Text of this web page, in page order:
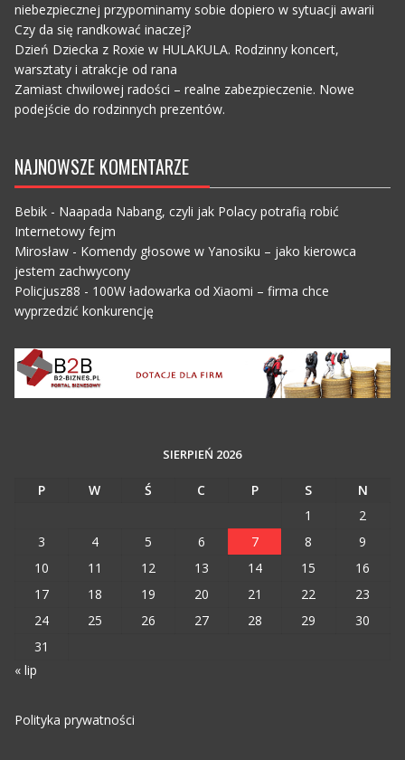
niebezpiecznej przypominamy sobie dopiero w sytuacji awarii
Czy da się randkować inaczej?
Dzień Dziecka z Roxie w HULAKULA. Rodzinny koncert,
warsztaty i atrakcje od rana
Zamiast chwilowej radości – realne zabezpieczenie. Nowe
podejście do rodzinnych prezentów.
NAJNOWSZE KOMENTARZE
Bebik- Naapada Nabang, czyli jak Polacy potrafią robić
Internetowy fejm
Mirosław- Komendy głosowe w Yanosiku – jako kierowca
jestem zachwycony
Policjusz88 - 100W ładowarka od Xiaomi – firma chce
wyprzedzić konkurencję
SIERPIEŃ 2026
P W Ś C P S
N
1
2
3
4 5 6 7 8
9
10
11 12 13 14 15
16
17
18 19 20 21 22
23
24
25 26 27 28 29
30
31
« lip
Polityka prywatności